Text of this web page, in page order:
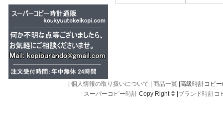
個人情報の取り扱いについて 商品一覧 |高級時計コピ
スーパーコピー時計Copy Right © | ブランド時計コ